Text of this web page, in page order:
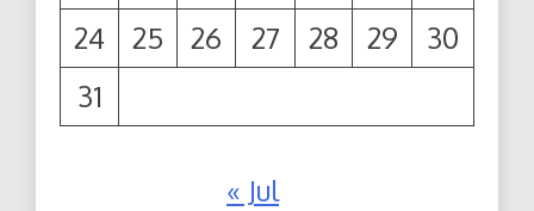
24
25 26 27 28 29
30
31
« Jul